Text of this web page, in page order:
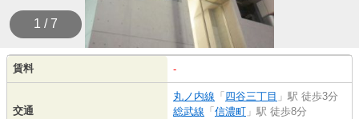
1 / 7
賃料 -
交通
丸ノ内線 「 四谷三丁目 」駅 徒歩3分
総武線 「 信濃町 」駅 徒歩8分